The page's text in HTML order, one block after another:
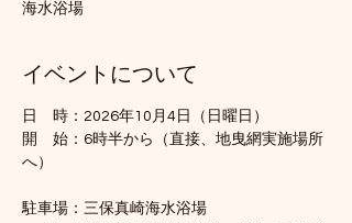
海水浴場
イベントについて
日　時：2026年10月4日（日曜日）
開　始：6時半から（直接、地曳網実施場所
へ）
駐車場：三保真崎海水浴場